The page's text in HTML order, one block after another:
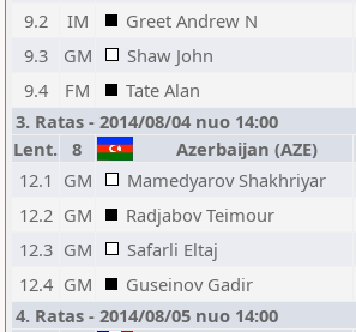
9.2
IM Greet Andrew N
9.3
GM Shaw John
9.4
FM Tate Alan
3. Ratas - 2014/08/04 nuo 14:00
Lent.
8 Azerbaijan (AZE)
12.1 GM Mamedyarov Shakhriyar
12.2 GM Radjabov Teimour
12.3 GM Safarli Eltaj
12.4 GM Guseinov Gadir
4. Ratas - 2014/08/05 nuo 14:00